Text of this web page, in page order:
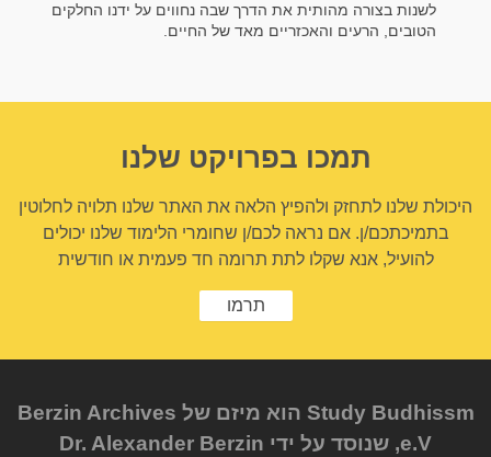
לשנות בצורה מהותית את הדרך שבה נחווים על ידנו החלקים
הטובים, הרעים והאכזריים מאד של החיים.
תמכו בפרויקט שלנו
היכולת שלנו לתחזק ולהפיץ הלאה את האתר שלנו תלויה לחלוטין
בתמיכתכם/ן. אם נראה לכם/ן שחומרי הלימוד שלנו יכולים
להועיל, אנא שקלו לתת תרומה חד פעמית או חודשית
תרמו
Study Budhissm הוא מיזם של Berzin Archives
e.V, שנוסד על ידי Dr. Alexander Berzin